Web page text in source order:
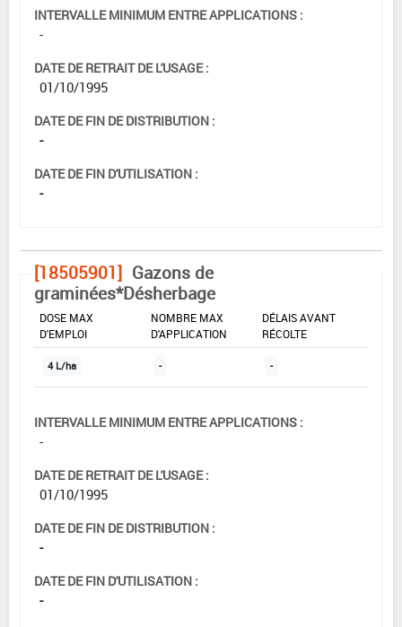
INTERVALLE MINIMUM ENTRE APPLICATIONS :
-
DATE DE RETRAIT DE L'USAGE :
01/10/1995
DATE DE FIN DE DISTRIBUTION :
-
DATE DE FIN D'UTILISATION :
-
[18505901] Gazons de
graminées*Désherbage
DOSE MAX
D'EMPLOI
NOMBRE MAX
D'APPLICATION
DÉLAIS AVANT
RÉCOLTE
4 L/ha - -
INTERVALLE MINIMUM ENTRE APPLICATIONS :
-
DATE DE RETRAIT DE L'USAGE :
01/10/1995
DATE DE FIN DE DISTRIBUTION :
-
DATE DE FIN D'UTILISATION :
-